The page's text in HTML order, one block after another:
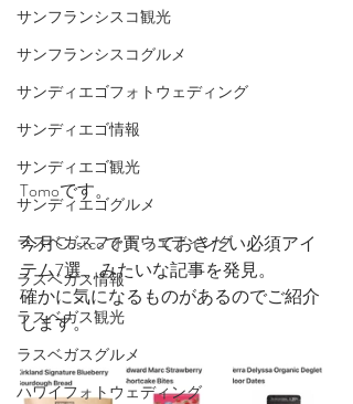
サンフランシスコ観光
サンフランシスコグルメ
サンディエゴフォトウェディング
サンディエゴ情報
サンディエゴ観光
サンディエゴグルメ
ラスベガスフォトウェディング
ラスベガス情報
ラスベガス観光
ラスベガスグルメ
ハワイフォトウェディング
Tomoです。
今月Costcoで買っておきたい必須アイ
テム7選、みたいな記事を発見。
確かに気になるものがあるのでご紹介
します。